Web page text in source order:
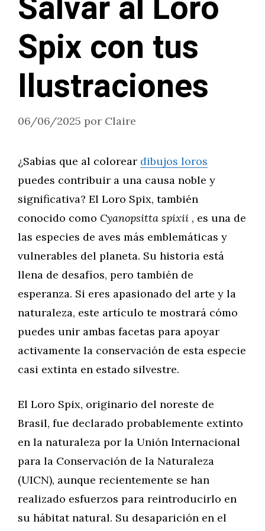
Spix con tus
Ilustraciones
06/06/2025 por Claire
¿Sabías que al colorear dibujos loros
puedes contribuir a una causa noble y
significativa? El Loro Spix, también
conocido como Cyanopsitta spixii , es una de
las especies de aves más emblemáticas y
vulnerables del planeta. Su historia está
llena de desafíos, pero también de
esperanza. Si eres apasionado del arte y la
naturaleza, este artículo te mostrará cómo
puedes unir ambas facetas para apoyar
activamente la conservación de esta especie
casi extinta en estado silvestre.
El Loro Spix, originario del noreste de
Brasil, fue declarado probablemente extinto
en la naturaleza por la Unión Internacional
para la Conservación de la Naturaleza
(UICN), aunque recientemente se han
realizado esfuerzos para reintroducirlo en
su hábitat natural. Su desaparición en el